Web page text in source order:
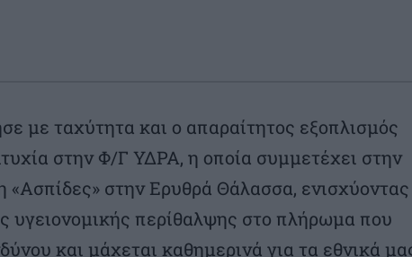
με ταχύτητα και ο απαραίτητος εξοπλισμός
στην Φ/Γ ΥΔΡΑ, η οποία συμμετέχει στην
«Ασπίδες» στην Ερυθρά Θάλασσα, ενισχύοντας
υγειονομικής περίθαλψης στο πλήρωμα που
και μάχεται καθημερινά για τα εθνικά